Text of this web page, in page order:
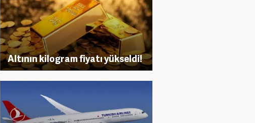
Altının kilogram fiyatı yükseldi!